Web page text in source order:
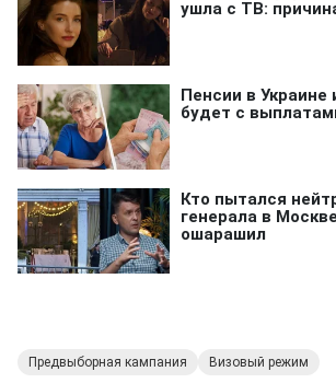
Предвыборная кампания Визовый режим